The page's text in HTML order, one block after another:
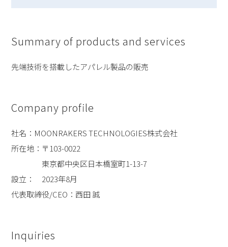
Summary of products and services
先端技術を搭載したアパレル製品の販売
Company profile
社名：MOONRAKERS TECHNOLOGIES株式会社
所在地：〒103-0022
東京都中央区日本橋室町1-13-7
設立： 2023年8月
代表取締役/CEO：西田 誠
Inquiries